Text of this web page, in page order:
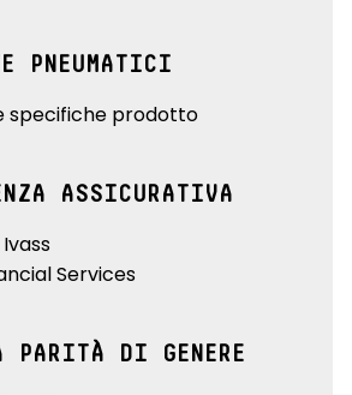
PNEUMATICI
specifiche prodotto
ASSICURATIVA
Services
PARITÀ DI GENERE